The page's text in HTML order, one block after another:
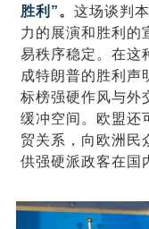
胜利”。 这场谈判
力的展演和胜利的
易秩序稳定。在这
成特朗普的胜利
标榜强硬作风与外
缓冲空间。欧盟还
贸关系，向欧洲民
供强硬派政客在国